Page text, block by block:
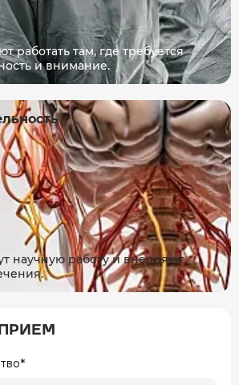
работать там, где требуется
и внимание.
научную работу и внедряют